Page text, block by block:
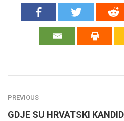
PREVIOUS
GDJE SU HRVATSKI